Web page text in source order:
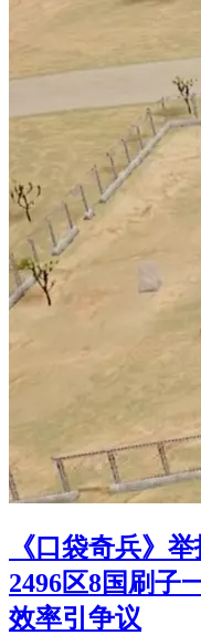
《口袋奇兵》
2496区8国刷子
效率引争议